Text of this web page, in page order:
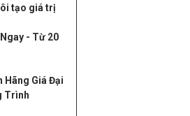
tạo giá trị
- Từ 20
Hãng Giá Đại
Trình